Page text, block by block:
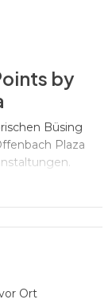
by
Büsing
Plaza
Art
Ort